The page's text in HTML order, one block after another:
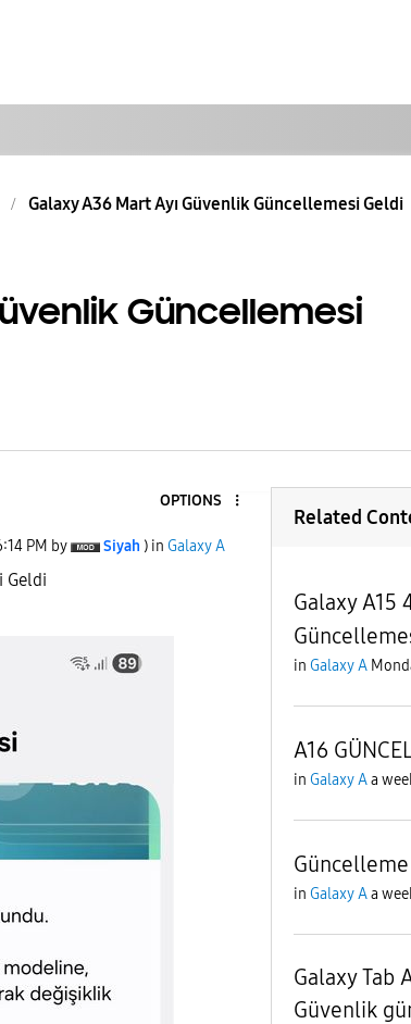
Galaxy A36 Mart Ayı Güvenlik Güncellemesi Geldi
Güncellemesi
OPTIONS
PM by Siyah ) in Galaxy A
Geldi
Related
Galaxy A15
in Galaxy A
A16
in Galaxy Aa
Güncelleme
in Galaxy Aa
Galaxy Tab
Güvenlik